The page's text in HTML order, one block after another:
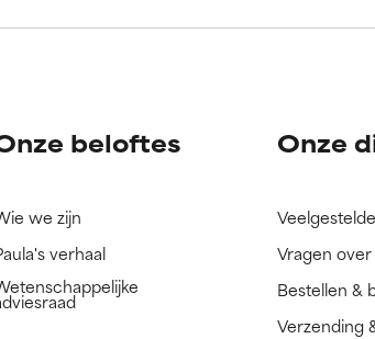
niet beoordeeld omdat we het onderzoek
niet beoordeeld omdat we het onderzoek
beloftes
we zijn
verhaal
Onze
Vragen
Bestellen &
Verzending